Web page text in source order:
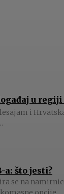
u regiji
i
a: što jesti?
se na